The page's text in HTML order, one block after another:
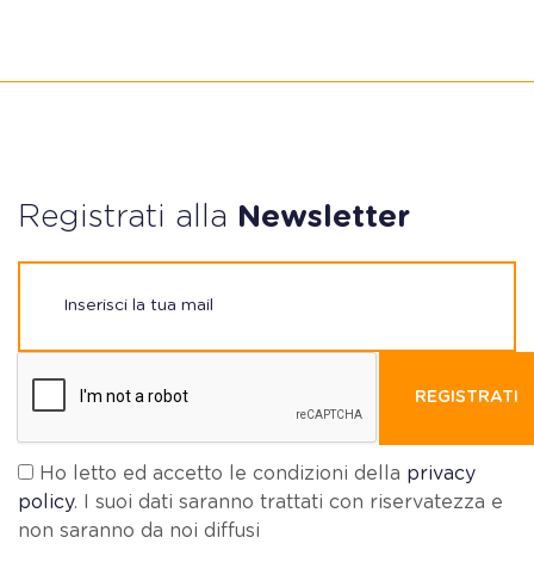
Registrati alla Newsletter
REGISTRATI
Ho letto ed accetto le condizioni della privacy
policy. I suoi dati saranno trattati con riservatezza e
non saranno da noi diffusi